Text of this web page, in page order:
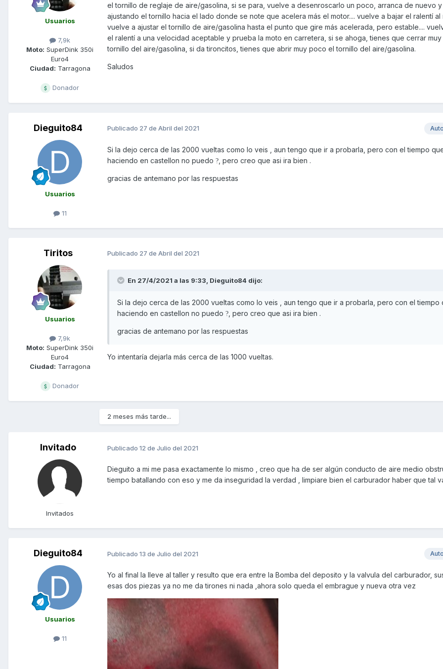
Usuarios
7,9k
Moto: SuperDink 350i
Euro4
Ciudad: Tarragona
Donador
el tornillo de reglaje de aire/gasolina, si se para, vuelve a desenroscarlo un poco, arranca de nuevo
ajustando el tornillo hacia el lado donde se note que acelera más el motor.... vuelve a bajar el ralentí al
vuelve a ajustar el tornillo de aire/gasolina hasta el punto que gire más acelerada, pero estable....
el ralentí a una velocidad aceptable y prueba la moto en carretera, si se ahoga, tienes que cerrar
tornillo del aire/gasolina, si da tironcitos, tienes que abrir muy poco el tornillo del aire/gasolina.
Saludos
Dieguito84
Usuarios
11
Publicado 27 de Abril del 2021
Si la dejo cerca de las 2000 vueltas como lo veis , aun tengo que ir a probarla, pero con el tiempo
haciendo en castellon no puedo ? , pero creo que asi ira bien .
gracias de antemano por las respuestas
Tiritos
Usuarios
7,9k
Moto: SuperDink 350i
Euro4
Ciudad: Tarragona
Donador
Publicado 27 de Abril del 2021
En 27/4/2021 a las 9:33, Dieguito84 dijo:
Si la dejo cerca de las 2000 vueltas como lo veis , aun tengo que ir a probarla, pero con el tiempo
haciendo en castellon no puedo ? , pero creo que asi ira bien .
gracias de antemano por las respuestas
Yo intentaría dejarla más cerca de las 1000 vueltas.
2 meses más tarde...
Invitado
Invitados
Publicado 12 de Julio del 2021
Dieguito a mi me pasa exactamente lo mismo , creo que ha de ser algún conducto de aire medio
tiempo batallando con eso y me da inseguridad la verdad , limpiare bien el carburador haber que tal
Dieguito84
Usuarios
11
Publicado 13 de Julio del 2021
Yo al final la lleve al taller y resulto que era entre la Bomba del deposito y la valvula del carburador,
esas dos piezas ya no me da tirones ni nada ,ahora solo queda el embrague y nueva otra vez